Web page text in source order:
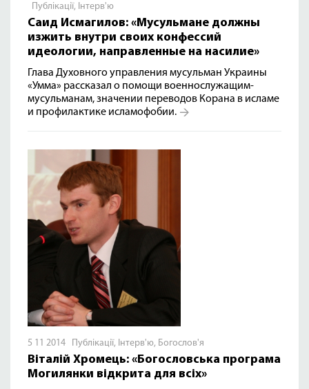
Публікації, Інтерв'ю
Саид Исмагилов: «Мусульмане должны
изжить внутри своих конфессий
идеологии, направленные на насилие»
Глава Духовного управления мусульман Украины
«Умма» рассказал о помощи военнослужащим-
мусульманам, значении переводов Корана в исламе
и профилактике исламофобии.
5 11 2014 Публікації, Інтерв'ю, Богослов'я
Віталій Хромець: «Богословська програма
Могилянки відкрита для всіх»